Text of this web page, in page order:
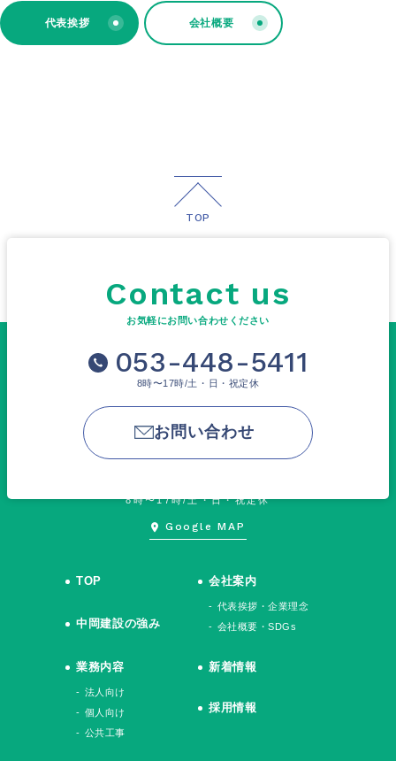
代表挨拶 会社概要
Contact us
お気軽にお問い合わせください
053-448-5411
8時〜17時/土・日・祝定休
お問い合わせ
株式会社中岡建設
8時〜17時/土・日・祝定休
Google MAP
TOP
中岡建設の強み
業務内容
法人向け
個人向け
公共工事
会社案内
代表挨拶・企業理念
会社概要・SDGs
新着情報
採用情報
TOP